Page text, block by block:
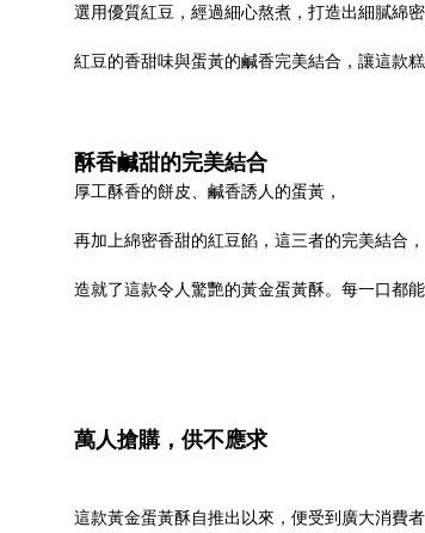
選用優質紅豆，經過細心熬煮，打造出細膩綿密
紅豆的香甜味與蛋黃的鹹香完美結合，讓這款
酥香鹹甜的完美結合
厚工酥香的餅皮、鹹香誘人的蛋黃，
再加上綿密香甜的紅豆餡，這三者的完美結合，
造就了這款令人驚艷的黃金蛋黃酥。每一口都
萬人搶購，供不應求
這款黃金蛋黃酥自推出以來，便受到廣大消費者